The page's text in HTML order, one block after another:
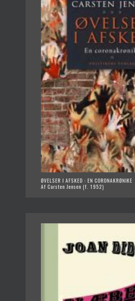
ØVELSER I AFSKED : EN CORONAKRØNIKE
Af Carsten Jensen (f. 1952)